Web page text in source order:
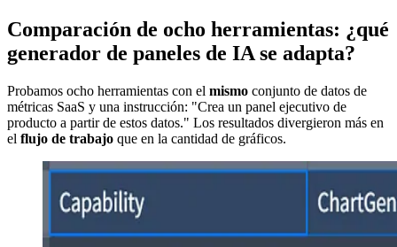
Comparación de ocho herramientas: ¿qué
generador de paneles de IA se adapta?
Probamos ocho herramientas con el mismo conjunto de datos de
métricas SaaS y una instrucción: "Crea un panel ejecutivo de
producto a partir de estos datos." Los resultados divergieron más en
el flujo de trabajo que en la cantidad de gráficos.